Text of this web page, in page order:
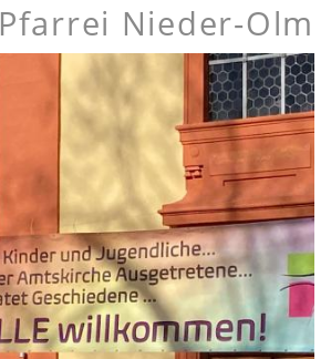
Pfarrei Nieder-Olm